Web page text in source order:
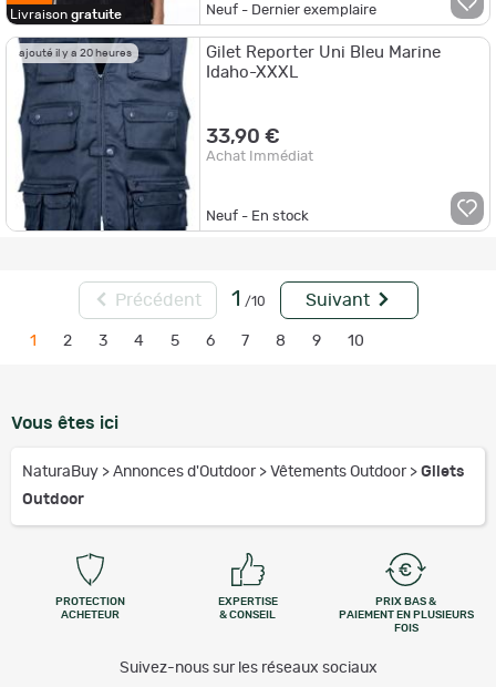
Livraison gratuite Neuf - Dernier exemplaire
ajouté il y a 20 heures
Gilet Reporter Uni Bleu Marine
Idaho-XXXL
33,90 €
Achat Immédiat
Neuf - En stock
Précédent 1 /10 Suivant
1 2 3 4 5 6 7 8 9 10
Vous êtes ici
NaturaBuy > Annonces d'Outdoor > Vêtements Outdoor > Gilets
Outdoor
PROTECTION
ACHETEUR
EXPERTISE
& CONSEIL
PRIX BAS &
PAIEMENT EN PLUSIEURS
FOIS
Suivez-nous sur les réseaux sociaux